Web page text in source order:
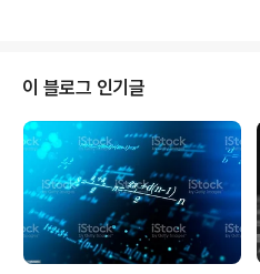
태를 좋게 평가하고 있고 이제 충분한 시간적
졌기 때문에 무리하고 빠른 금리 인하가 필
게 시기에 맞춰 경제를 견인할 수 있다는 자
습니다. 하지만 이는 아직 두고봐야 할 것 같
몇번 금리 인하가 진행되기는 하였지만 대출
제로는 거의 내려가지 않아 유..
이 블로그 인기글